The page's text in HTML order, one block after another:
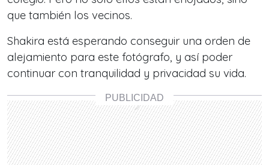
que también los vecinos.
Shakira está esperando conseguir una orden de
alejamiento para este fotógrafo, y así poder
continuar con tranquilidad y privacidad su vida.